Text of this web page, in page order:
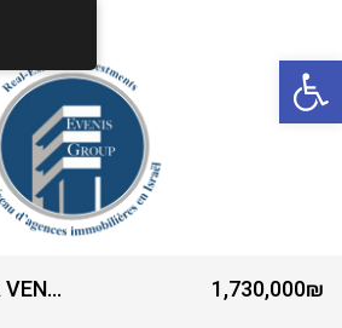
#REF YS 12057 * A VENDRE 3 PIÈCES- ENTRE LE CENTRE ET LA PLAGE- RUE HERTZL – BAT YAM*** 1,730,000₪